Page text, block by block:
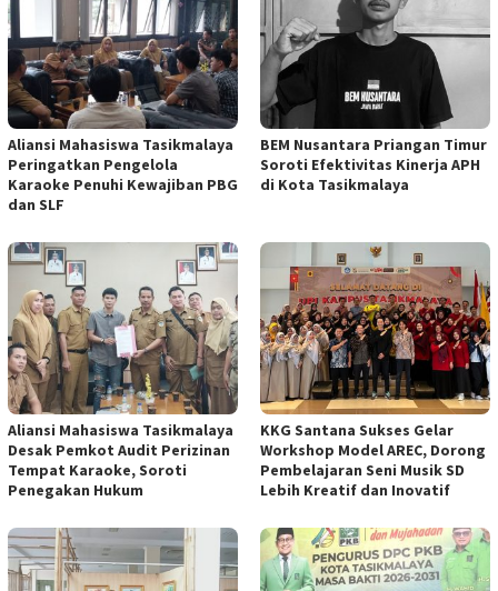
Aliansi Mahasiswa Tasikmalaya
Peringatkan Pengelola
Karaoke Penuhi Kewajiban PBG
dan SLF
BEM Nusantara Priangan Timur
Soroti Efektivitas Kinerja APH
di Kota Tasikmalaya
Aliansi Mahasiswa Tasikmalaya
Desak Pemkot Audit Perizinan
Tempat Karaoke, Soroti
Penegakan Hukum
KKG Santana Sukses Gelar
Workshop Model AREC, Dorong
Pembelajaran Seni Musik SD
Lebih Kreatif dan Inovatif